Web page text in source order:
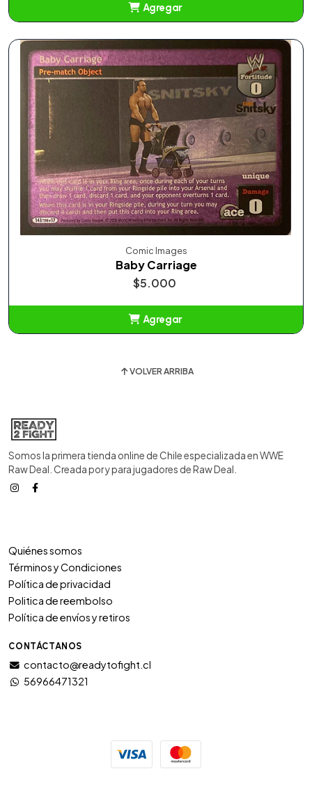
Agregar
Comic Images
Baby Carriage
$5.000
Agregar
VOLVER ARRIBA
Somos la primera tienda online de Chile especializada en WWE
Raw Deal. Creada por y para jugadores de Raw Deal.
Quiénes somos
Términos y Condiciones
Política de privacidad
Politica de reembolso
Política de envíos y retiros
CONTÁCTANOS
contacto@readytofight.cl
56966471321